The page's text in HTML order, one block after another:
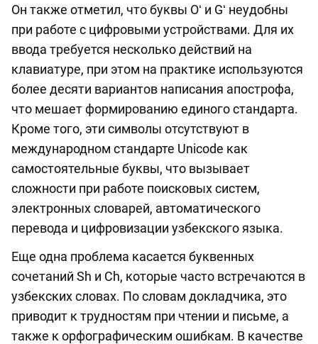
Он также отметил, что буквы Oʻ и Gʻ неудобны
при работе с цифровыми устройствами. Для их
ввода требуется несколько действий на
клавиатуре, при этом на практике используются
более десяти вариантов написания апострофа,
что мешает формированию единого стандарта.
Кроме того, эти символы отсутствуют в
международном стандарте Unicode как
самостоятельные буквы, что вызывает
сложности при работе поисковых систем,
электронных словарей, автоматического
перевода и цифровизации узбекского языка.
Еще одна проблема касается буквенных
сочетаний Sh и Ch, которые часто встречаются в
узбекских словах. По словам докладчика, это
приводит к трудностям при чтении и письме, а
также к орфографическим ошибкам. В качестве